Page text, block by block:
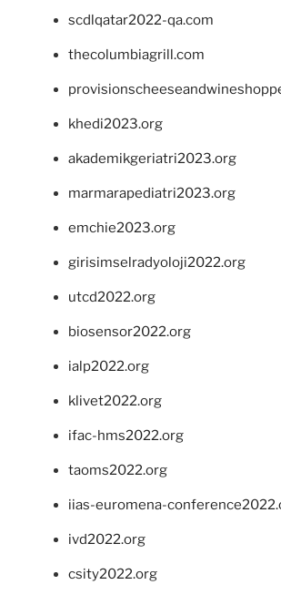
scdlqatar2022-qa.com
thecolumbiagrill.com
khedi2023.org
akademikgeriatri2023.org
marmarapediatri2023.org
emchie2023.org
girisimselradyoloji2022.org
utcd2022.org
biosensor2022.org
ialp2022.org
klivet2022.org
ifac-hms2022.org
taoms2022.org
iias-euromena-
ivd2022.org
csity2022.org